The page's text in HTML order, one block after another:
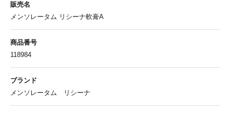
販売名
メンソレータム リシーナ軟膏A
商品番号
118984
ブランド
メンソレータム リシーナ